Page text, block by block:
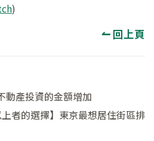
)
↼ 回上頁
動產投資的金額增加
上者的選擇】東京最想居住街區排